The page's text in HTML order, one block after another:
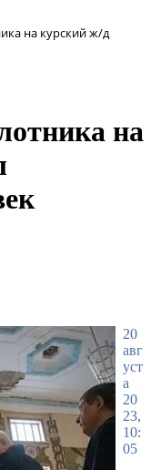
на курский ж/д
на
20
авг
уст
а
20
23,
10:
05